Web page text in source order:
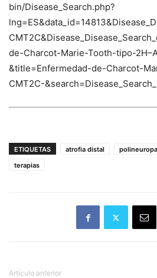
bin/Disease_Search.php?
de-Charcot-Marie-Tooth-tipo-
&title=Enfermedad-de-Charcot-
CMT2C-
ETIQUETAS atrofia distal
terapias
Artículo anterior